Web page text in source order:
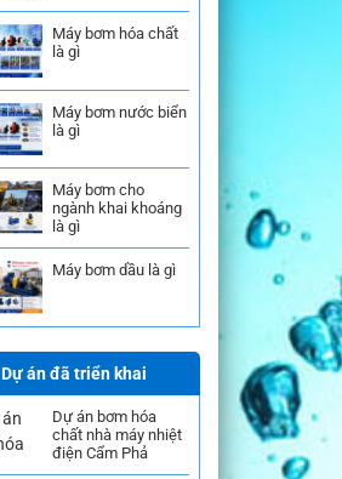
Máy bơm hóa chất
là gì
Máy bơm nước biển
là gì
Máy bơm cho
ngành khai khoáng
là gì
Máy bơm dầu là gì
Dự án đã triển khai
Dự án bơm hóa
chất nhà máy nhiệt
điện Cẩm Phả